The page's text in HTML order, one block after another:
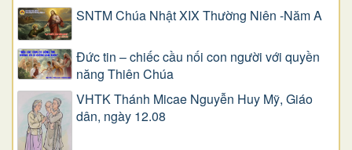
SNTM Chúa Nhật XIX Thường Niên -Năm A
Đức tin – chiếc cầu nối con người với quyền
năng Thiên Chúa
VHTK Thánh Micae Nguyễn Huy Mỹ, Giáo
dân, ngày 12.08